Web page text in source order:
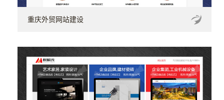
重庆外贸网站建设